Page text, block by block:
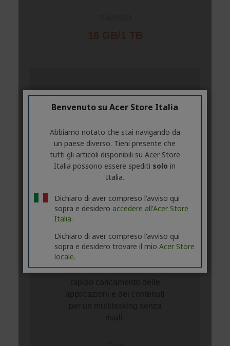
Benvenuto su Acer Store Italia
Abbiamo notato che stai navigando da
un paese diverso. Tieni presente che
tutti gli articoli disponibili su Acer Store
Italia possono essere spediti solo in
Italia.
Dichiaro di aver compreso l'avviso qui
sopra e desidero accedere all'Acer Store
Italia.
Dichiaro di aver compreso l'avviso qui
sopra e desidero trovare il mio Acer Store
locale.